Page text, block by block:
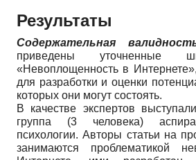
Результаты
Содержательная
приведены уточненные
«Невоплощенность в
для разработки и оценки
которых они могут состоять.
В качестве экспертов
группа (3 человека)
психологии. Авторы статьи на
занимаются проблематикой